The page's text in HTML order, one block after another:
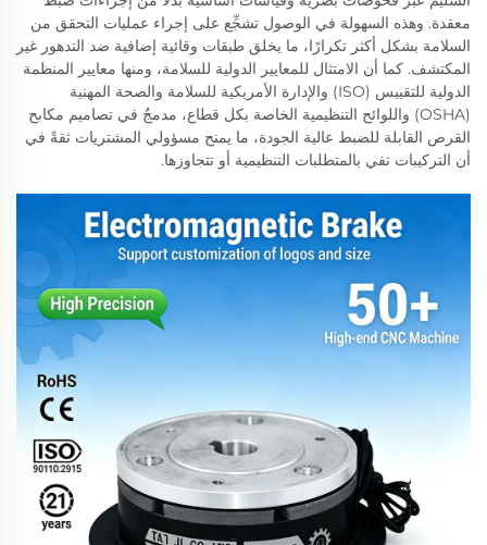
معقدة. وهذه السهولة في الوصول تشجِّع على إجراء عمليات التحقق من
السلامة بشكل أكثر تكرارًا، ما يخلق طبقات وقائية إضافية ضد التدهور غير
المكتشف. كما أن الامتثال للمعايير الدولية للسلامة، ومنها معايير المنظمة
الدولية للتقييس (ISO) والإدارة الأمريكية للسلامة والصحة المهنية
(OSHA) واللوائح التنظيمية الخاصة بكل قطاع، مدمجٌ في تصاميم مكابح
القرص القابلة للضبط عالية الجودة، ما يمنح مسؤولي المشتريات ثقةً في
أن التركيبات تفي بالمتطلبات التنظيمية أو تتجاوزها.